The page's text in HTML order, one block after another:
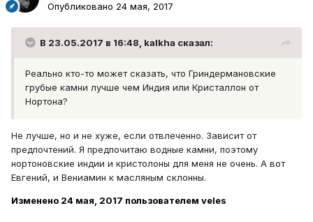
Опубликовано 24 мая, 2017
В 23.05.2017 в 16:48, kalkha сказал:
Реально кто-то может сказать, что Гриндермановские
грубые камни лучше чем Индия или Кристаллон от
Нортона?
Не лучше, но и не хуже, если отвлеченно. Зависит от
предпочтений. Я предпочитаю водные камни, поэтому
нортоновские индии и кристолоны для меня не очень. А вот
Евгений, и Вениамин к масляным склонны.
Изменено 24 мая, 2017 пользователем veles